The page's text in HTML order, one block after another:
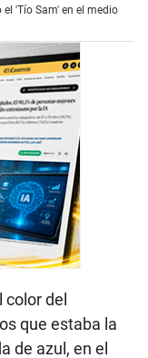
'Tío Sam' en el medio
del
que estaba la
de azul, en el